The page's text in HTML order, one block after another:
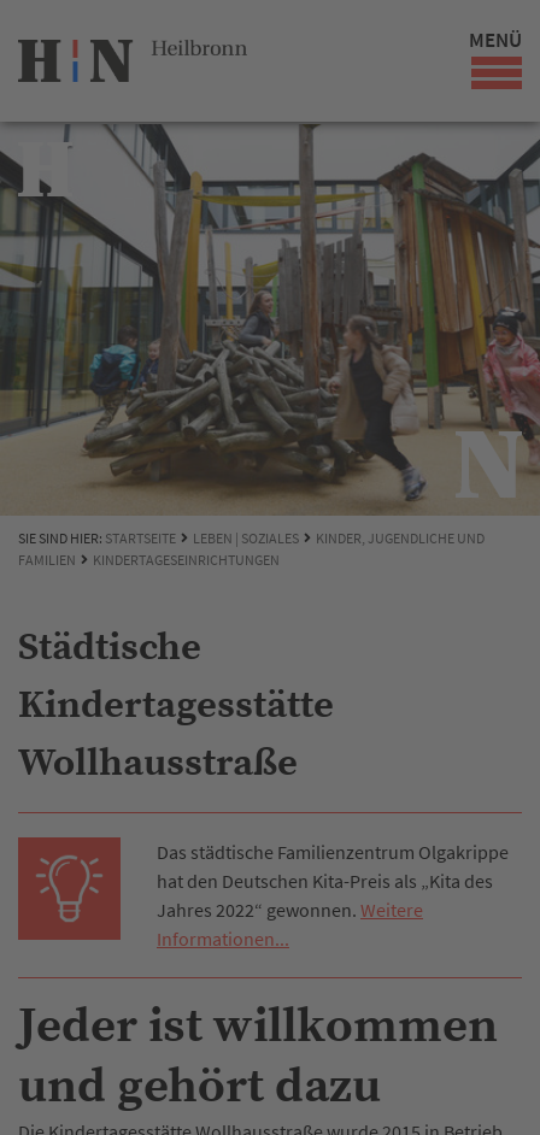
MENÜ
SIE SIND HIER: STARTSEITE LEBEN | SOZIALES
KINDER, JUGENDLICHE UND
FAMILIEN
KINDERTAGESEINRICHTUNGEN
Städtische
Kindertagesstätte
Wollhausstraße
Das städtische Familienzentrum Olgakrippe
hat den Deutschen Kita-Preis als „Kita des
Jahres 2022“ gewonnen. Weitere
Informationen...
Jeder ist willkommen
und gehört dazu